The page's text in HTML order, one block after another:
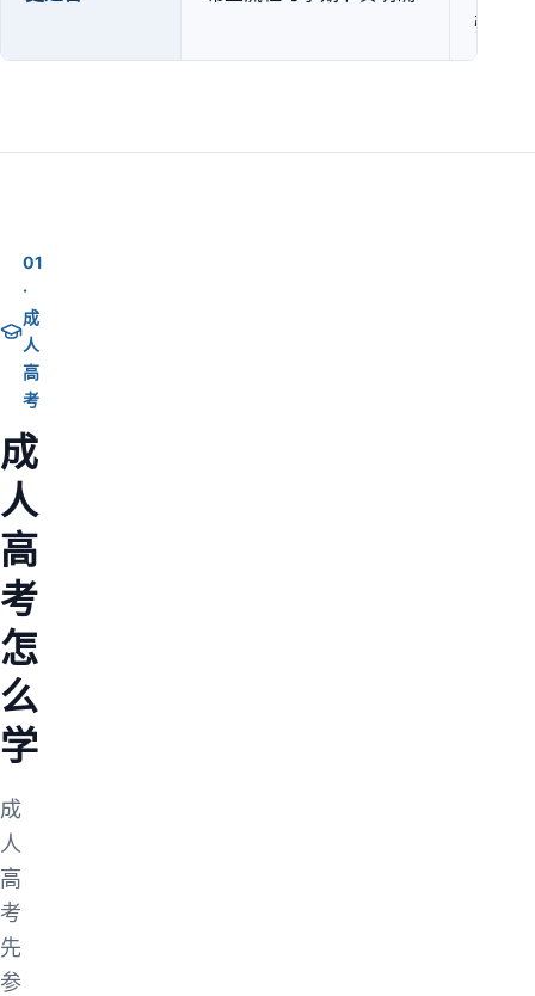
强
01
·
成
人
高
考
成
人
高
考
怎
么
学
成
人
高
考
先
参